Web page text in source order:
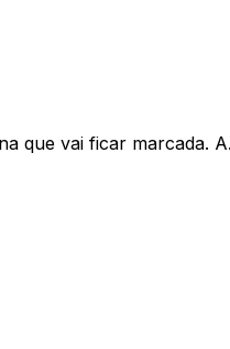
que vai ficar marcada.